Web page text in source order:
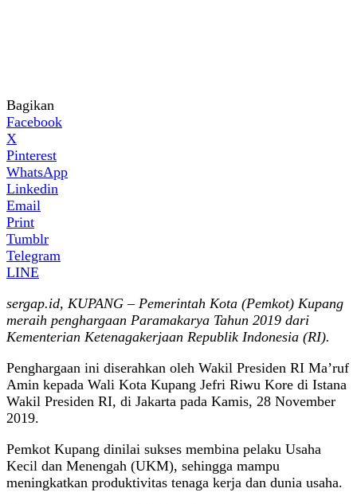
Bagikan
Facebook
X
Pinterest
WhatsApp
Linkedin
Email
Print
Tumblr
Telegram
LINE
sergap.id, KUPANG – Pemerintah Kota (Pemkot) Kupang
meraih penghargaan Paramakarya Tahun 2019 dari
Kementerian Ketenagakerjaan Republik Indonesia (RI).
Penghargaan ini diserahkan oleh Wakil Presiden RI Ma’ruf
Amin kepada Wali Kota Kupang Jefri Riwu Kore di Istana
Wakil Presiden RI, di Jakarta pada Kamis, 28 November
2019.
Pemkot Kupang dinilai sukses membina pelaku Usaha
Kecil dan Menengah (UKM), sehingga mampu
meningkatkan produktivitas tenaga kerja dan dunia usaha.